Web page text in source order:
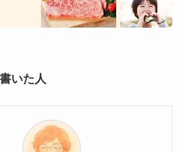
いた人